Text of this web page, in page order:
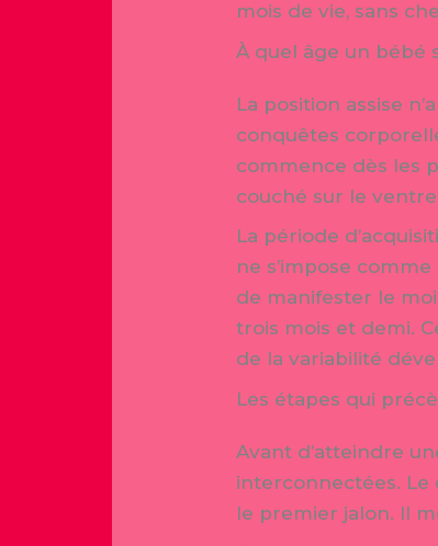
mois de vie, sans
À quel âge un bébé
La position assise
conquêtes
commence dès les
couché sur le
La période
ne s’impose
de manifester le
trois mois et demi.
de la variabilité
Les étapes qui
Avant d’atteindre
interconnectées.
le premier jalon. Il